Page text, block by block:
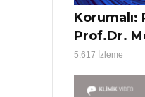
Korumalı:
Prof.Dr.
5.617 İzleme